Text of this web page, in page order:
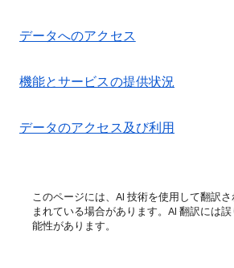
データへのアクセス
機能とサービスの提供状況
データのアクセス及び利用
このページには、AI 技術を使用して翻訳
まれている場合があります。AI 翻訳には
能性があります。